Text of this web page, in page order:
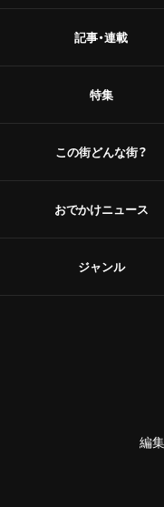
記事・連載
特集
この街どんな街？
おでかけニュース
ジャンル
編